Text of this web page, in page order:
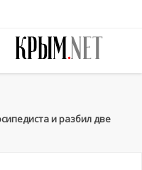
и разбил две